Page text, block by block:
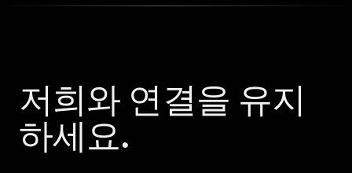
저희와 연결을 유지
하세요.